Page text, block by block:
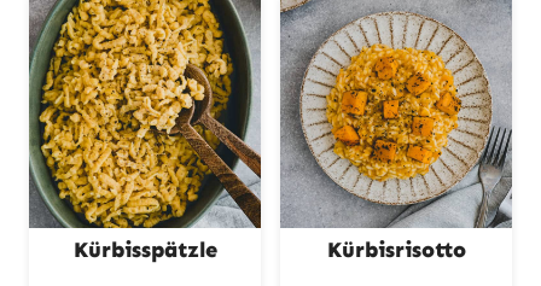
Kürbisspätzle Kürbisrisotto